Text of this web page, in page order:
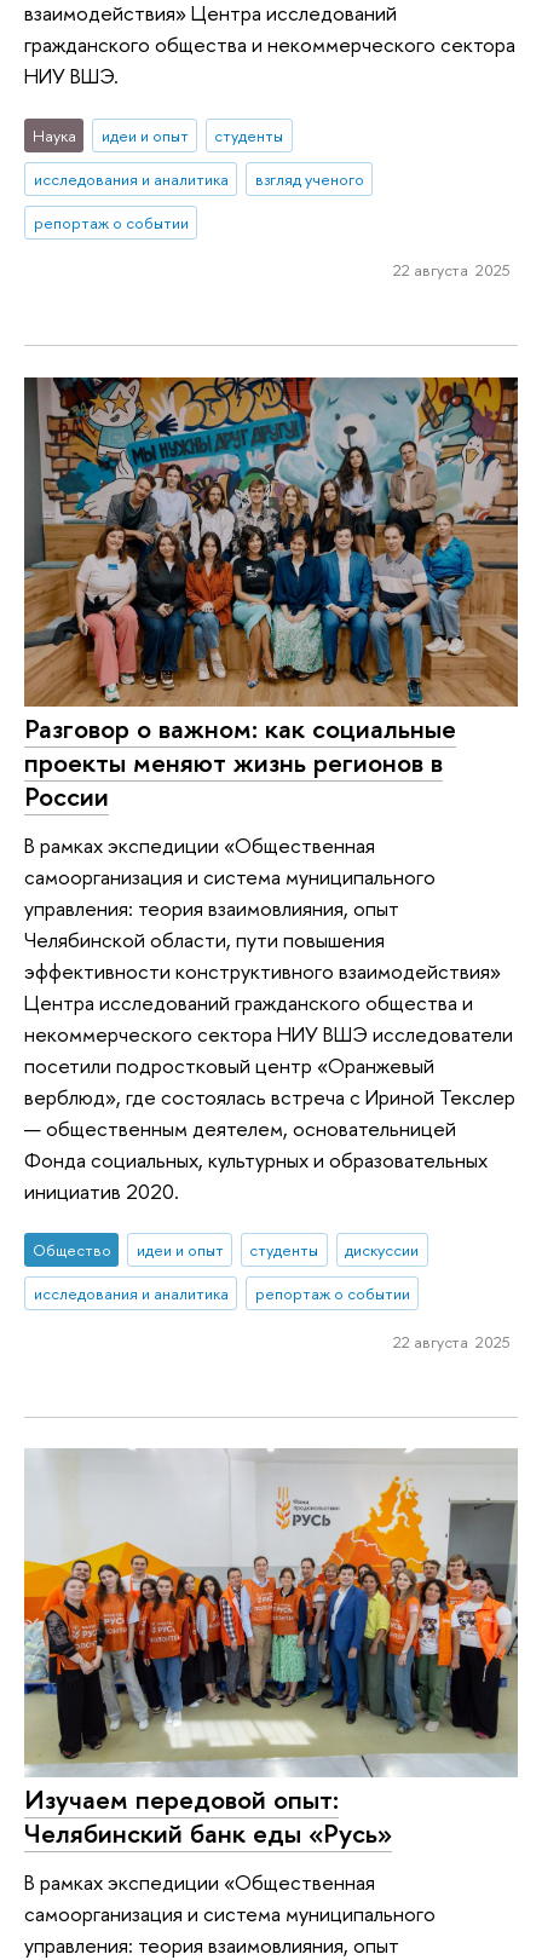
взаимодействия» Центра исследований
гражданского общества и некоммерческого сектора
НИУ ВШЭ.
Наука идеи и опыт
студенты
исследования и аналитика
взгляд ученого
репортаж о событии
22 августа 2025
Разговор о важном: как социальные
проекты меняют жизнь регионов в
России
В рамках экспедиции «Общественная
самоорганизация и система муниципального
управления: теория взаимовлияния, опыт
Челябинской области, пути повышения
эффективности конструктивного взаимодействия»
Центра исследований гражданского общества и
некоммерческого сектора НИУ ВШЭ исследователи
посетили подростковый центр «Оранжевый
верблюд», где состоялась встреча с Ириной Текслер
— общественным деятелем, основательницей
Фонда социальных, культурных и образовательных
инициатив 2020.
Общество идеи и опыт студенты
дискуссии
исследования и аналитика
репортаж о событии
22 августа 2025
Изучаем передовой опыт:
Челябинский банк еды «Русь»
В рамках экспедиции «Общественная
самоорганизация и система муниципального
управления: теория взаимовлияния, опыт